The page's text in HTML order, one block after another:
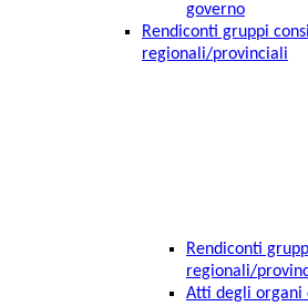
governo
Rendiconti gruppi
regionali/provinciali
Rendiconti
regionali/
Atti degli organi